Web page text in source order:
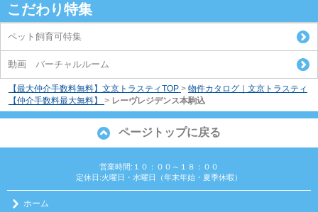
こだわり特集
ペット飼育可特集
動画 バーチャルルーム
【最大仲介手数料無料】文京トラスティTOP > 物件カタログ｜文京トラスティ
【仲介手数料最大無料】
> レーヴレジデンス本駒込
ページトップに戻る
営業時間:１０：００～１８：００
定休日:火曜日・水曜日（年末年始・夏季休暇）
ホーム